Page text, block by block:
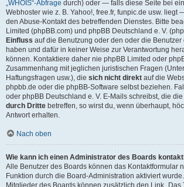
„WHOIS“-Abfrage durch) oder — falls diese Seite bei
Webhoster wie z. B. Yahoo!, free.fr, funpic.de usw. liegt
den Abuse-Kontakt des betreffenden Dienstes. Bitte
Limited (phpBB.com) und phpBB Deutschland e. V.
Einfluss auf die Benutzung oder den oder die Benutzer
haben und dafür in keiner Weise zur Verantwortung
können. Kontaktiere daher nie phpBB Limited oder
Zusammenhang mit jeglichen juristischen Fragen
Haftungsfragen usw.), die sich nicht direkt auf die
phpbb.de oder die phpBB-Software selbst beziehen.
oder phpBB Deutschland e. V. E-Mails schreibst, die die
durch Dritte betreffen, so wirst du, wenn überhaupt,
Antwort erhalten.
Nach oben
Wie kann ich einen Administrator des Boards
Alle Benutzer des Boards können das Kontaktformular
Funktion durch die Board-Administration aktiviert wurde.
Mitglieder des Boards können zusätzlich den Link „Das